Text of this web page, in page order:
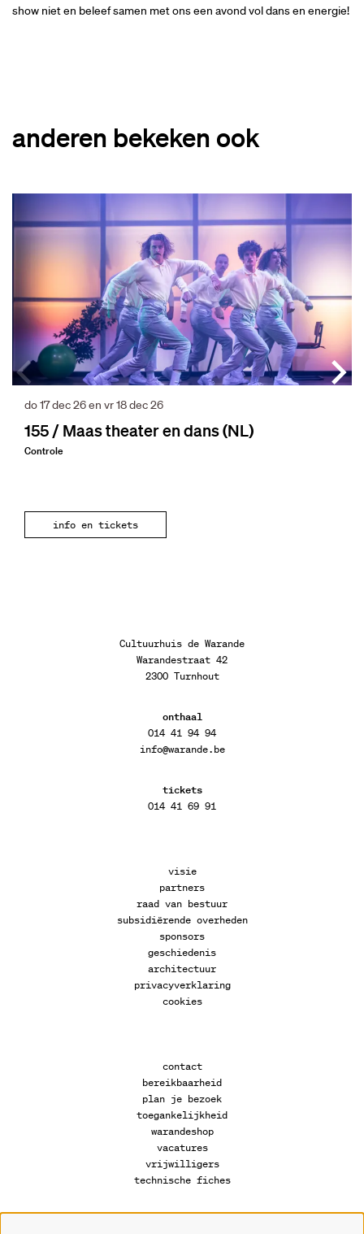
show niet en beleef samen met ons een avond vol dans en energie!
anderen bekeken ook
155 / Maas theater en dans (NL)
Controle
do 17 dec 26en vr 18 dec 26
info en tickets
Cultuurhuis de Warande
Warandestraat 42
2300 Turnhout
onthaal
014 41 94 94
info@warande.be
tickets
014 41 69 91
visie
partners
raad van bestuur
subsidiërende overheden
sponsors
geschiedenis
architectuur
privacyverklaring
cookies
contact
bereikbaarheid
plan je bezoek
toegankelijkheid
warandeshop
vacatures
vrijwilligers
technische fiches